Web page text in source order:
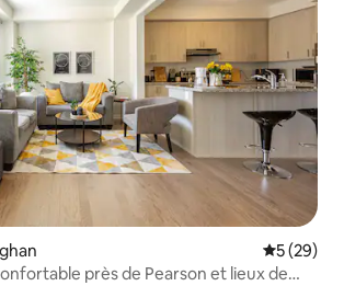
Note
5 (29)
près de Pearson et lieux de